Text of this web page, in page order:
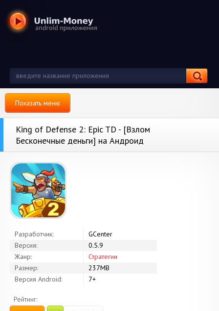
Показать меню
King of Defense 2: Epic TD - [Взлом
Бесконечные деньги] на Андроид
Разработчик:
GCenter
Версия:
0.5.9
Жанр:
Стратегии
Размер:
237MB
Версия Android:
7+
Рейтинг: